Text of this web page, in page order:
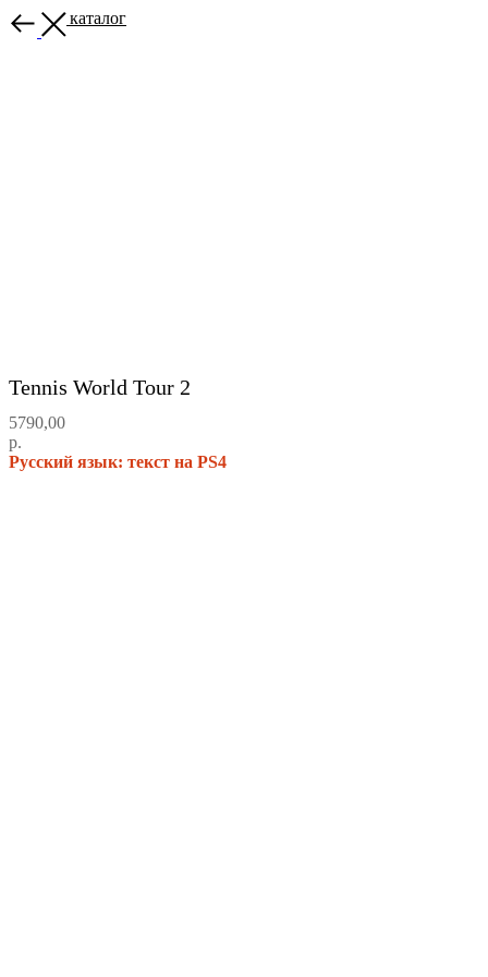
Назад в каталог
Tennis World Tour 2
5790,00
р.
Русский язык: текст на PS4